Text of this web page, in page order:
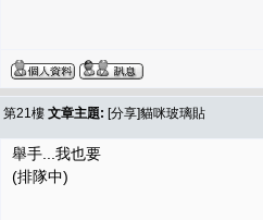
第21樓 文章主題: [分享]貓咪玻璃貼
舉手...我也要
(排隊中)